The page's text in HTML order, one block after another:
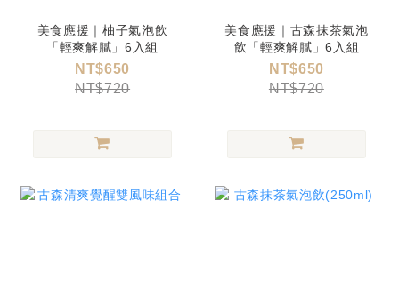
美食應援｜柚子氣泡飲
「輕爽解膩」6入組
NT$650
NT$720
美食應援｜古森抹茶氣泡
飲「輕爽解膩」6入組
NT$650
NT$720